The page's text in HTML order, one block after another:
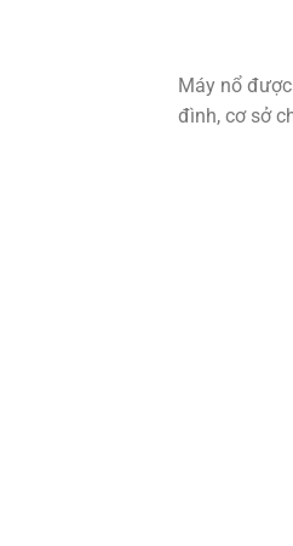
Máy nổ
đình, cơ sở